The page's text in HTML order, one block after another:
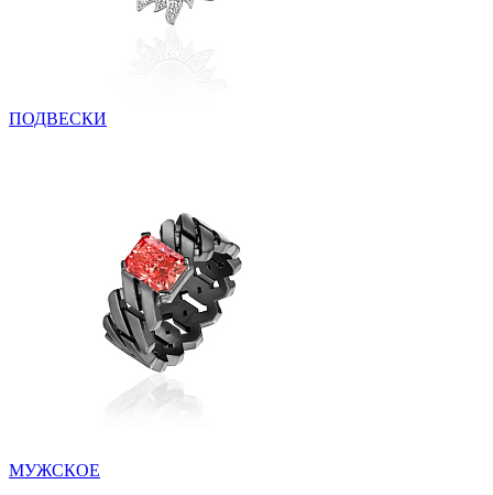
ПОДВЕСКИ
МУЖСКОЕ